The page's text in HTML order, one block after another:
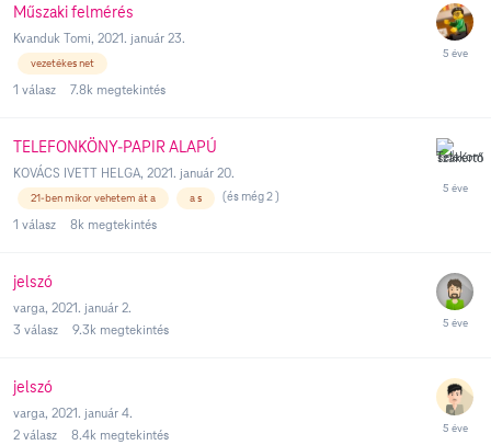
Műszaki felmérés
Kvanduk Tomi, 2021. január 23.
vezetékes net
1 válasz 7.8k megtekintés
TELEFONKÖNY-PAPIR ALAPÚ
KOVÁCS IVETT HELGA, 2021. január 20.
21-ben mikor vehetem át a a s (és még 2 )
1 válasz 8k megtekintés
jelszó
varga, 2021. január 2.
3 válasz 9.3k megtekintés
jelszó
varga, 2021. január 4.
2 válasz 8.4k megtekintés